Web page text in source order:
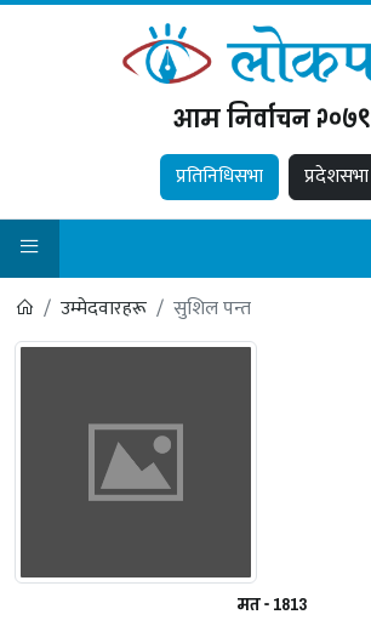
आम निर्वाचन २०७९
प्रतिनिधिसभा प्रदेशसभा
उम्मेदवारहरू सुशिल पन्त
मत - 1813